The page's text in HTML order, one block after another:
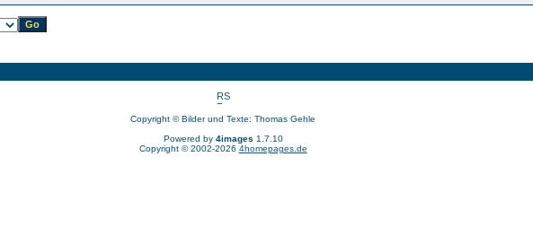
Copyright © Bilder und Texte: Thomas Gehle
Powered by 4images 1.7.10
Copyright © 2002-2026 4homepages.de